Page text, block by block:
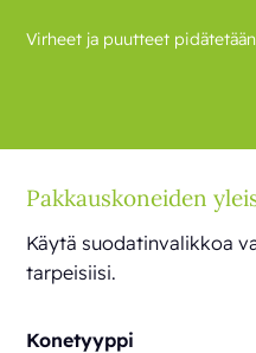
Virheet ja puutteet pidätetään
Pakkauskoneiden
Käytä suodatinvalikkoa
tarpeisiisi.
Konetyyppi